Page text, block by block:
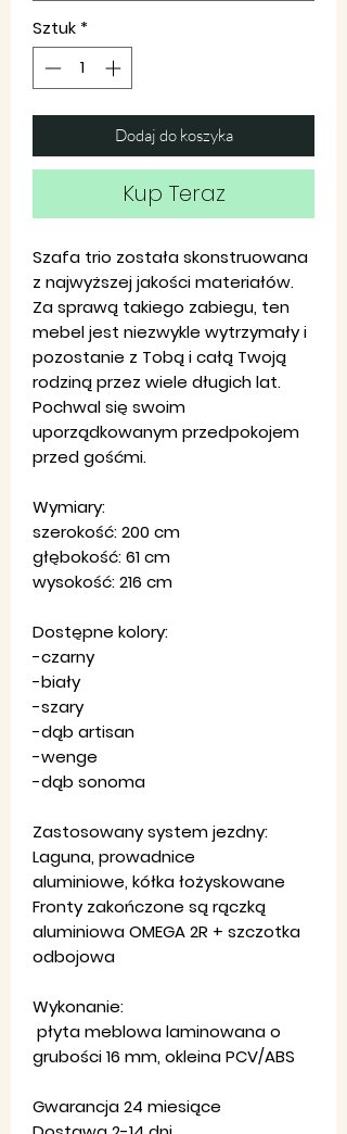
Sztuk *
Dodaj do koszyka
Kup Teraz
Szafa trio została skonstruowana
z najwyższej jakości materiałów.
Za sprawą takiego zabiegu, ten
mebel jest niezwykle wytrzymały i
pozostanie z Tobą i całą Twoją
rodziną przez wiele długich lat.
Pochwal się swoim
uporządkowanym przedpokojem
przed gośćmi.
Wymiary:
szerokość: 200 cm
głębokość: 61 cm
wysokość: 216 cm
Dostępne kolory:
-czarny
-biały
-szary
-dąb artisan
-wenge
-dąb sonoma
Zastosowany system jezdny:
Laguna, prowadnice
aluminiowe, kółka łożyskowane
Fronty zakończone są rączką
aluminiowa OMEGA 2R + szczotka
odbojowa
Wykonanie:
płyta meblowa laminowana o
grubości 16 mm, okleina PCV/ABS
Gwarancja 24 miesiące